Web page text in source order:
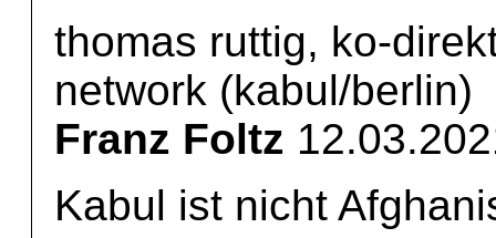
thomas ruttig, ko-
network (kabul/berlin)
Franz Foltz
Kabul ist nicht